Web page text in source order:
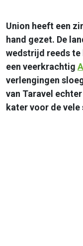
Union heeft een
hand gezet. De
wedstrijd reeds te
een veerkrachtig
verlengingen
van Taravel
kater voor de vele